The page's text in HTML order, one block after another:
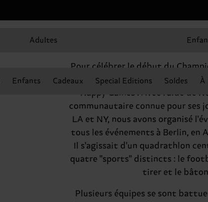
Adultes
Enfants Cadeaux Special Editions Soldes À
Happy Socks lance les
Pour célébrer le début du
de l'UEFA, Happy Socks a
Happy Games ! Avec l'aide de
communautaire connue pour ses
LA et NY, nous avons organisé
tous les événements à Berlin, en
Il s'agissait d'un quadrathlon
quatre "sports" distincts : le
tirer et le bâton
Plusieurs équipes se sont